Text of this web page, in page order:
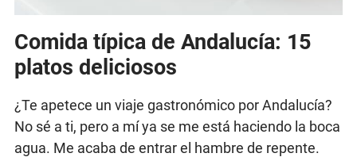
Comida típica de Andalucía: 15
platos deliciosos
¿Te apetece un viaje gastronómico por Andalucía?
No sé a ti, pero a mí ya se me está haciendo la boca
agua. Me acaba de entrar el hambre de repente.